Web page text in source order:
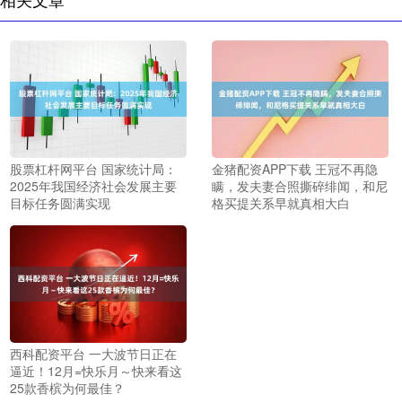
股票杠杆网平台 国家统计局：
2025年我国经济社会发展主要
目标任务圆满实现
金猪配资APP下载 王冠不再隐
瞒，发夫妻合照撕碎绯闻，和尼
格买提关系早就真相大白
西科配资平台 一大波节日正在
逼近！12月=快乐月～快来看这
25款香槟为何最佳？